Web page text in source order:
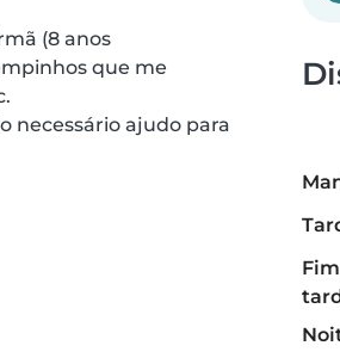
(8 anos
que me
necessário ajudo para